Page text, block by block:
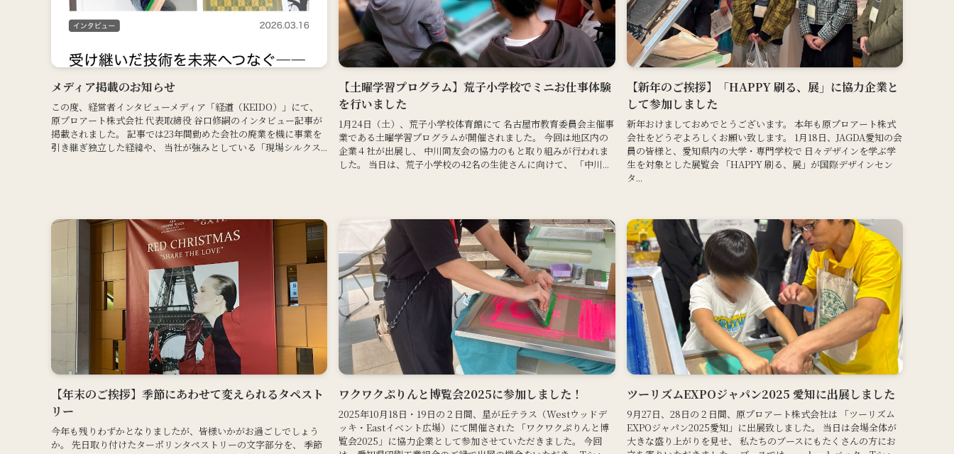
メディア掲載のお知らせ
この度、経営者インタビューメディア「経道（KEIDO）」にて、
原プロアート株式会社 代表取締役 谷口修嗣のインタビュー記事が
掲載されました。 記事では23年間勤めた会社の廃業を機に事業を
引き継ぎ独立した経緯や、 当社が強みとしている「現場シルクス...
【土曜学習プログラム】荒子小学校でミニお仕事体験
を行いました
1月24日（土）、荒子小学校体育館にて 名古屋市教育委員会主催事
業である土曜学習プログラムが開催されました。 今回は地区内の
企業４社が出展し、 中川同友会の協力のもと取り組みが行われま
した。 当日は、荒子小学校の42名の生徒さんに向けて、 「中川...
【新年のご挨拶】「HAPPY 刷る、展」に協力企業と
して参加しました
新年おけましておめでとうございます。 本年も原プロアート株式
会社をどうぞよろしくお願い致します。 1月18日、JAGDA愛知の会
員の皆様と、愛知県内の大学・専門学校で 日々デザインを学ぶ学
生を対象とした展覧会 「HAPPY 刷る、展」が国際デザインセン
タ...
【年末のご挨拶】季節にあわせて変えられるタペスト
リー
今年も残りわずかとなりましたが、皆様いかがお過ごしでしょう
か。 先日取り付けたターポリンタペストリーの文字部分を、 季節
ワクワクぷりんと博覧会2025に参加しました！
2025年10月18日・19日の２日間、星が丘テラス（Westウッドデ
ッキ・Eastイベント広場）にて開催された 「ワクワクぷりんと博
覧会2025」に協力企業として参加させていただきました。 今回
ツーリズムEXPOジャパン2025 愛知に出展しました
9月27日、28日の２日間、原プロアート株式会社は 「ツーリズム
EXPOジャパン2025愛知」に出展致しました。 当日は会場全体が
大きな盛り上がりを見せ、 私たちのブースにもたくさんの方にお